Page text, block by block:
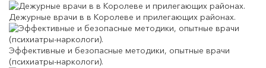
Дежурные врачи в в Королеве и прилегающих районах.
Эффективные и безопасные методики, опытные врачи
(психиатры-наркологи).